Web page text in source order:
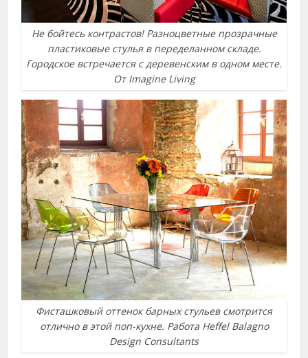
Не бойтесь контрастов! Разноцветные прозрачные
пластиковые стулья в переделанном складе.
Городское встречается с деревенским в одном месте.
От Imagine Living
Фисташковый оттенок барных стульев смотрится
отлично в этой поп-кухне. Работа Heffel Balagno
Design Consultants